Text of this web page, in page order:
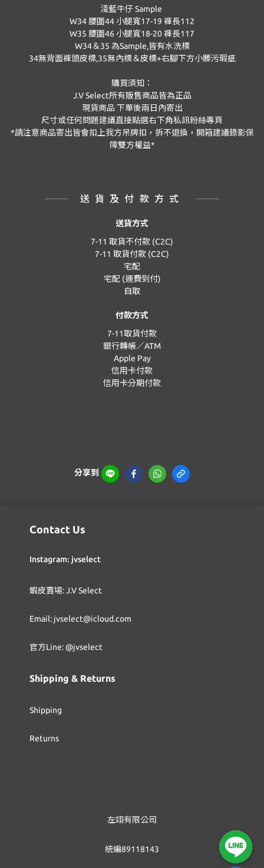
淺藍牛仔 Sample
W34 腰圍44 小腿寬17-19 褲長112
W35 腰圍46 小腿寬18-20 褲長117
W34＆35 為Sample,皆有水洗標
34無背面褲頭皮標,35無內標＆皮標+右腳下方小髒污瑕疵
購買須知：
J.V Select所有販售商品皆為正品
現貨商品 下單後兩日內寄出
尺寸或任何問題建議直接點選右下角私訊粉絲專頁
*請注意商品寄出皆會扣上我方吊牌扣，拆不退換，開箱建議錄影保
障雙方權益*
送貨及付款方式
送貨方式
7-11 取貨不付款 (C2C)
7-11 取貨付款 (C2C)
宅配
宅配 (運費到付)
自取
付款方式
7-11取貨付款
銀行轉帳／ATM
Apple Pay
信用卡付款
信用卡分期付款
分享到
Contact Us
Instagram: jvselect
蝦皮賣場: J.V Select
Email: jvselect@icloud.com
官方Line: @jvselect
Shipping & Returns
Shipping
Returns
左翊有限公司
統編89118143